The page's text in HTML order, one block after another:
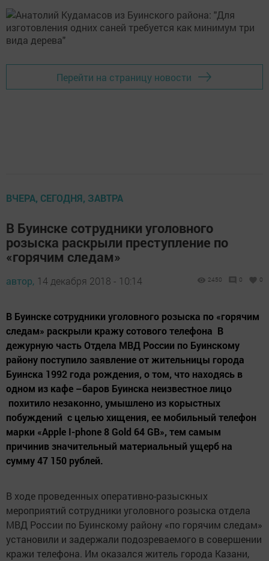
Перейти на страницу новости
ВЧЕРА, СЕГОДНЯ, ЗАВТРА
В Буинске сотрудники уголовного
розыска раскрыли преступление по
«горячим следам»
автор, 14 декабря 2018 - 10:14 2450 0 0
В Буинске сотрудники уголовного розыска по «горячим
следам» раскрыли кражу сотового телефона В
дежурную часть Отдела МВД России по Буинскому
району поступило заявление от жительницы города
Буинска 1992 года рождения, о том, что находясь в
одном из кафе –баров Буинска неизвестное лицо
похитило незаконно, умышлено из корыстных
побуждений с целью хищения, ее мобильный телефон
марки «Apple I-phone 8 Gold 64 GB», тем самым
причинив значительный материальный ущерб на
сумму 47 150 рублей.
В ходе проведенных оперативно-разыскных
мероприятий сотрудники уголовного розыска отдела
МВД России по Буинскому району «по горячим следам»
установили и задержали подозреваемого в совершении
кражи телефона. Им оказался житель города Казани,